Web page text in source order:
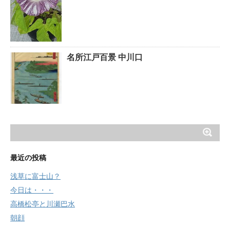
名所江戸百景 中川口
最近の投稿
浅草に富士山？
今日は・・・
高橋松亭と川瀬巴水
朝顔